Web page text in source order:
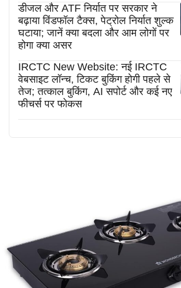
डीजल और ATF निर्यात पर सरकार ने
बढ़ाया विंडफॉल टैक्स, पेट्रोल निर्यात शुल्क
घटाया; जानें क्या बदला और आम लोगों पर
होगा क्या असर
IRCTC New Website: नई IRCTC
वेबसाइट लॉन्च, टिकट बुकिंग होगी पहले से
तेज; तत्काल बुकिंग, AI सपोर्ट और कई नए
फीचर्स पर फोकस